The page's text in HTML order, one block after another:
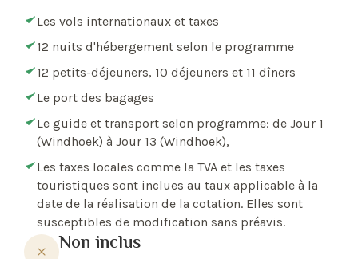
Les vols internationaux et taxes
12 nuits d'hébergement selon le programme
12 petits-déjeuners, 10 déjeuners et 11 dîners
Le port des bagages
Le guide et transport selon programme: de Jour 1
(Windhoek) à Jour 13 (Windhoek),
Les taxes locales comme la TVA et les taxes
touristiques sont inclues au taux applicable à la
date de la réalisation de la cotation. Elles sont
susceptibles de modification sans préavis.
Non inclus